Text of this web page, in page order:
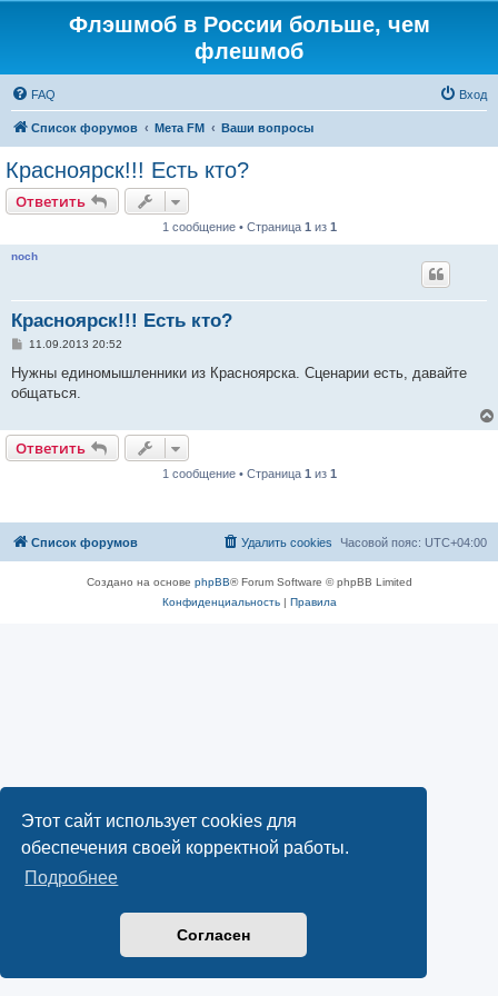
Этот сайт использует cookies для
обеспечения своей корректной работы.
Подробнее
Согласен
Флэшмоб в России больше, чем
флешмоб
FAQ Вход
Список форумов Мета FM Ваши вопросы
Красноярск!!! Есть кто?
Ответить
1 сообщение • Страница 1 из 1
noch
Красноярск!!! Есть кто?
С
о
б
щ
и
е
11.09.2013 20:52
Нужны единомышленники из Красноярска. Сценарии есть, давайте
общаться.
Ответить
1 сообщение • Страница 1 из 1
Список форумов Часовой пояс: UTC+04:00
Удалить cookies
Создано на основе phpBB® Forum Software © phpBB Limited
Конфиденциальность| Правила